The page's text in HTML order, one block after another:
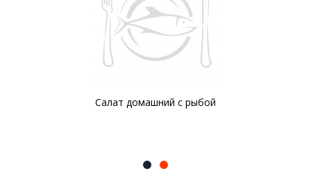
Салат домашний с рыбой